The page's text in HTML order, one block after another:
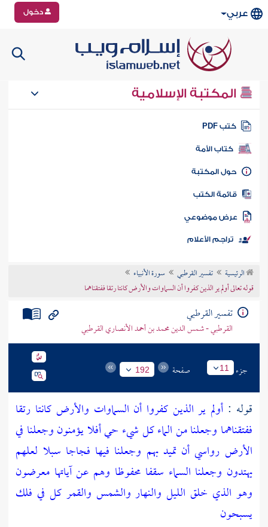
عربي دخول
المكتبة الإسلامية
كتب PDF
كتاب الأمة
المكتبة
الكتب
موضوعي
تراجم الأعلام
الرئيسية تفسير القرطبي
سورة الأنبياء
قوله تعالى أولم ير الذين كفروا أن السماوات والأرض كانتا رتقا ففتقناهما
تفسير القرطبي
القرطبي - شمس الدين محمد بن أحمد الأنصاري القرطبي
جزء 11 صفحة 192
قوله : أولم ير الذين كفروا أن السماوات والأرض كانتا رتقا
ففتقناهما وجعلنا من الماء كل شيء حي أفلا يؤمنون وجعلنا في
الأرض رواسي أن تميد بهم وجعلنا فيها فجاجا سبلا لعلهم
يهتدون وجعلنا السماء سقفا محفوظا وهم عن آياتها معرضون
وهو الذي خلق الليل والنهار والشمس والقمر كل في فلك
يسبحون